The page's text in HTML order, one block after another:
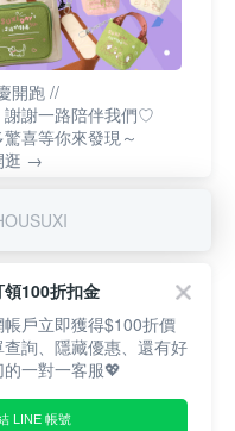
開跑 //
謝謝一路陪伴我們♡
喜等你來發現～
逛 →
領100折扣金
戶立即獲得$100折價
查詢、隱藏優惠、還有好
一對一客服💖
LINE 帳號